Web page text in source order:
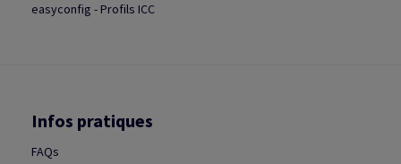
easyconfig - Profils ICC
Infos pratiques
FAQs